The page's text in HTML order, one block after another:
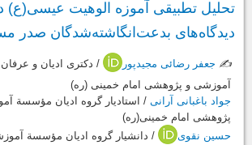
تحلیل تطبیقی آموزه الوهیت عیسی(ع)
دیدگاه‌های بدعت‌انگاشته‌شدگان صدر
✍️ جعفر رضائی مجیدپور
/ دکتری ادیان و
آموزشی و پژوهشی امام خمینی (ره)
جواد باغبانی آرانی / استادیار گروه ادیان مؤسسة
پژوهشی امام خمینی(ره)
حسین نقوی
/ دانشیار گروه ادیان مؤسسة